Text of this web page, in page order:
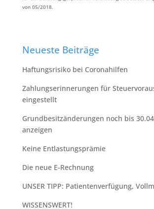
von 05/2018.
Neueste Beiträge
Haftungsrisiko bei Coronahilfen
Zahlungserinnerungen für
eingestellt
Grundbesitzänderungen noch bis
anzeigen
Keine Entlastungsprämie
Die neue E-Rechnung
UNSER TIPP:⁠ Patientenverfügung,
WISSENSWERT!